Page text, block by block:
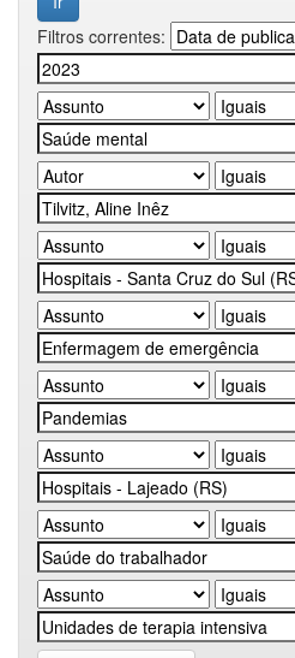
Filtros correntes: